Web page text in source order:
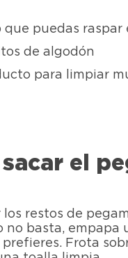
que puedas
de algodón
para limpiar
el
los restos de
no basta,
prefieres. Frota